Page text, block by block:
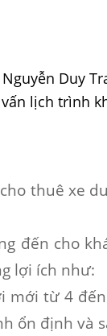
Duy
lịch trình
thuê xe
đến cho
lợi ích như:
mới từ 4
ổn định và